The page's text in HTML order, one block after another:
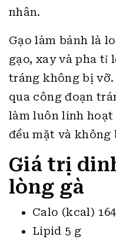
nhân.
Gạo làm bánh là
gạo, xay và pha tỉ
tráng không bị vỡ.
qua công đoạn
làm luôn linh hoạt
đều mặt và không
Giá trị
lòng gà
Calo (kcal) 164
Lipid 5 g